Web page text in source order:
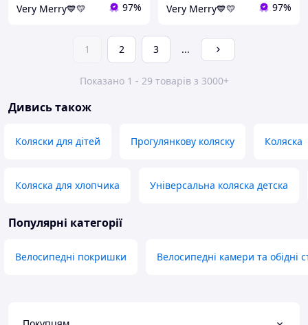
Very Merry💙💛 97% Very Merry💙💛 97%
1 2 3 ...
Показано 1 - 29 товарів з 3000+
Дивись також
Коляски для дітей Прогулянкову коляску Коляска
Коляска для хлопчика Універсальна коляска детска
Популярні категорії
Велосипедні покришки Велосипедні камери та обідні